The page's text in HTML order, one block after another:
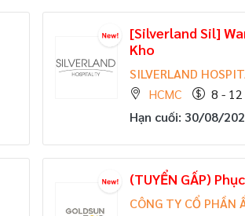
[Silverland Sil]
Kho
SILVERLAND
HCMC
8 -
Hạn cuối: 30/08/
(TUYỂN GẤP)
CÔNG TY CỔ PHẦN